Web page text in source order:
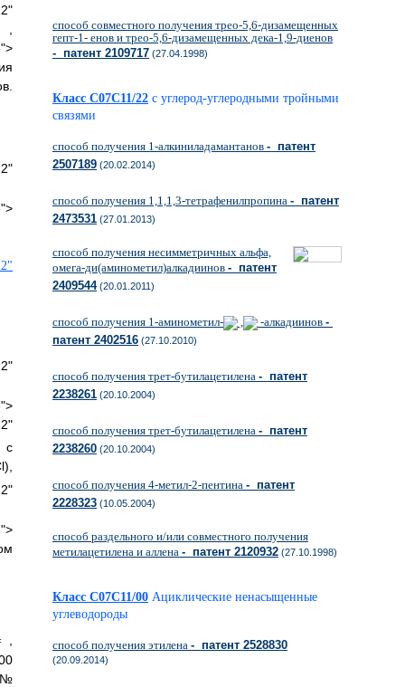
,
с
,
№
способ совместного получения трео-5,6-дизамещенных
гепт-1- енов и трео-5,6-дизамещенных дека-1,9-диенов
- патент 2109717 (27.04.1998)
Класс C07C11/22 с углерод-углеродными тройными
связями
способ получения 1-алкиниладамантанов - патент
2507189 (20.02.2014)
способ получения 1,1,1,3-тетрафенилпропина - патент
2473531 (27.01.2013)
способ получения несимметричных альфа,
омега-ди(аминометил)алкадиинов - патент
2409544(20.01.2011)
способ получения 1-аминометил- , -алкадиинов -
патент 2402516 (27.10.2010)
способ получения трет-бутилацетилена - патент
2238261 (20.10.2004)
способ получения трет-бутилацетилена - патент
2238260 (20.10.2004)
способ получения 4-метил-2-пентина - патент
2228323 (10.05.2004)
способ раздельного и/или совместного получения
метилацетилена и аллена - патент 2120932 (27.10.1998)
Класс C07C11/00 Ациклические ненасыщенные
углеводороды
способ получения этилена - патент 2528830
(20.09.2014)